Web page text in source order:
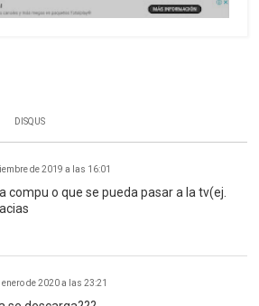
DISQUS
de 2019 a las 16:01
compu o que se pueda pasar a la tv(ej.
enero de 2020 a las 23:21